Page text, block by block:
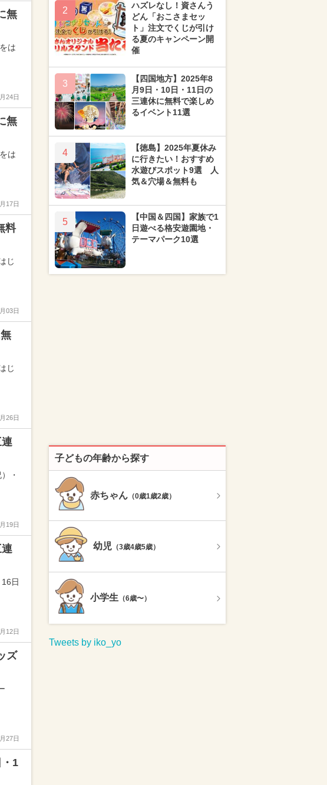
無
は
24日
無
は
17日
料
じ
03日
じ
26日
連
・
19日
連
日
12日
ズ
27日
・1
2
ハズレなし！資さんう
どん「おこさまセッ
ト」注文でくじが引け
る夏のキャンペーン開
催
3
【四国地方】2025年8
月9日・10日・11日の
三連休に無料で楽しめ
るイベント11選
4
【徳島】2025年夏休み
に行きたい！おすすめ
水遊びスポット9選 人
気＆穴場＆無料も
5
【中国＆四国】家族で1
日遊べる格安遊園地・
テーマパーク10選
子どもの年齢から探す
赤ちゃん （0歳1歳2歳）
幼児 （3歳4歳5歳）
小学生 （6歳〜）
Tweets by iko_yo